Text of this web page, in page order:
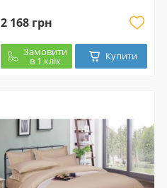
2 168 грн
Замовити
в 1 клік Купити